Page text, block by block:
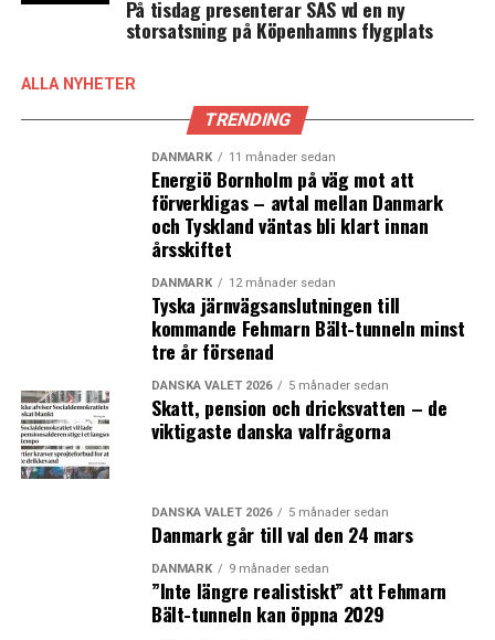
och Novo Nordisk
Greve har bästa näringslivsklimatet på Själland
Nordens största läkemedelslager byggs i Köge
På tisdag presenterar SAS vd en ny
storsatsning på Köpenhamns flygplats
ALLA NYHETER
TRENDING
DANMARK 11 månader sedan
Energiö Bornholm på väg mot att
förverkligas – avtal mellan Danmark
och Tyskland väntas bli klart innan
årsskiftet
DANMARK 12 månader sedan
Tyska järnvägsanslutningen till
kommande Fehmarn Bält-tunneln minst
tre år försenad
DANSKA VALET 2026 5 månader sedan
Skatt, pension och dricksvatten – de
viktigaste danska valfrågorna
DANSKA VALET 2026 5 månader sedan
Danmark går till val den 24 mars
DANMARK 9 månader sedan
”Inte längre realistiskt” att Fehmarn
Bält-tunneln kan öppna 2029